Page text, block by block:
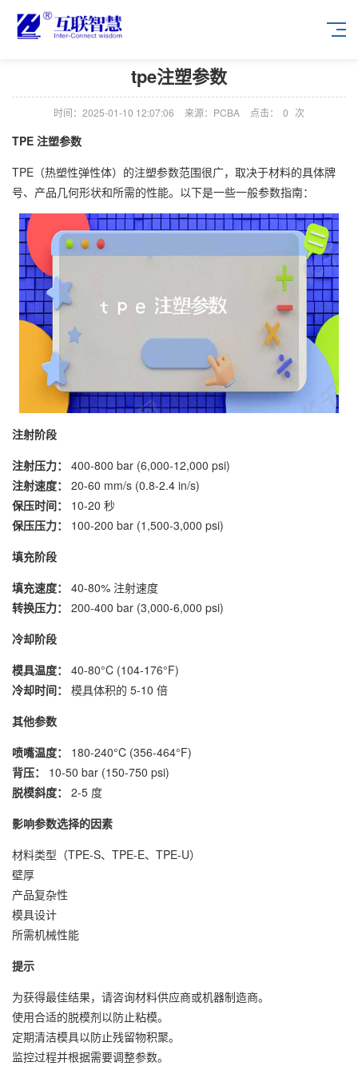
tpe注塑参数
时间：2025-01-10 12:07:06 来源：PCBA 点击： 0 次
TPE 注塑参数
TPE（热塑性弹性体）的注塑参数范围很广，取决于材料的具体牌
号、产品几何形状和所需的性能。以下是一些一般参数指南：
注射阶段
注射压力：
400-800 bar (6,000-12,000 psi)
注射速度：
20-60 mm/s (0.8-2.4 in/s)
保压时间：
10-20 秒
保压压力：
100-200 bar (1,500-3,000 psi)
填充阶段
填充速度：
40-80% 注射速度
转换压力：
200-400 bar (3,000-6,000 psi)
冷却阶段
模具温度：
40-80°C (104-176°F)
冷却时间：
模具体积的 5-10 倍
其他参数
喷嘴温度：
180-240°C (356-464°F)
背压：
10-50 bar (150-750 psi)
脱模斜度：
2-5 度
影响参数选择的因素
材料类型（TPE-S、TPE-E、TPE-U）
壁厚
产品复杂性
模具设计
所需机械性能
提示
为获得最佳结果，请咨询材料供应商或机器制造商。
使用合适的脱模剂以防止粘模。
定期清洁模具以防止残留物积聚。
监控过程并根据需要调整参数。